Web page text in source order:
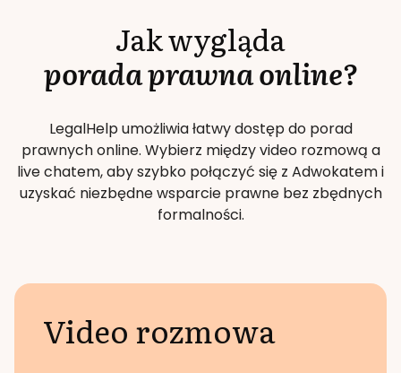
Jak wygląda
porada prawna online?
LegalHelp umożliwia łatwy dostęp do porad
prawnych online. Wybierz między video rozmową a
live chatem, aby szybko połączyć się z Adwokatem i
uzyskać niezbędne wsparcie prawne bez zbędnych
formalności.
Video rozmowa